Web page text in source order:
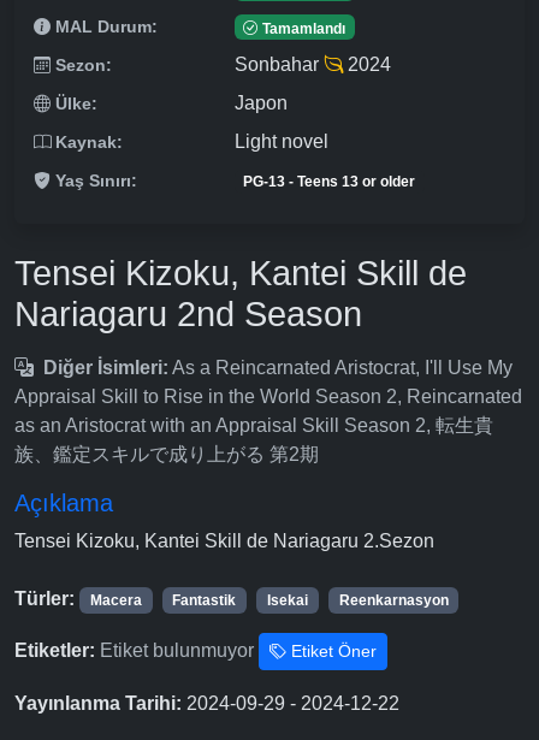
MAL Durum: Tamamlandı
Sezon: Sonbahar 2024
Ülke: Japon
Kaynak: Light novel
Yaş Sınırı: PG-13 - Teens 13 or older
Tensei Kizoku, Kantei Skill de
Nariagaru 2nd Season
Diğer İsimleri: As a Reincarnated Aristocrat, I'll Use My
Appraisal Skill to Rise in the World Season 2, Reincarnated
as an Aristocrat with an Appraisal Skill Season 2, 転生貴
族、鑑定スキルで成り上がる 第2期
Açıklama
Tensei Kizoku, Kantei Skill de Nariagaru 2.Sezon
Türler: Macera Fantastik Isekai Reenkarnasyon
Etiketler: Etiket bulunmuyor Etiket Öner
Yayınlanma Tarihi: 2024-09-29 - 2024-12-22